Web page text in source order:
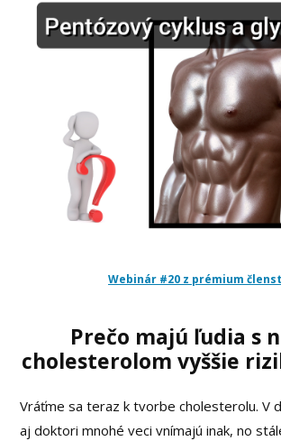
Webinár #20 z prémium
Prečo majú ľudia s
cholesterolom vyššie
Vráťme sa teraz k tvorbe cholesterolu. V
aj doktori mnohé veci vnímajú inak, no